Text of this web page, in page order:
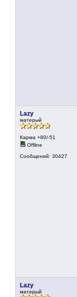
Lazy
матерый
Карма +80/-51
Offline
Сообщений: 30427
Lazy
матерый